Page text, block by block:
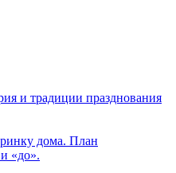
и традиции празднования
дома. План
«до».